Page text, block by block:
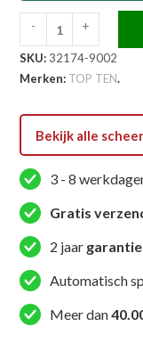
TEN
Scheen-
wreefbeschermer
-
Mix
Gorilla
-
Zwart
/
Grijs
aantal
- +
SKU: 32174-9002
Merken: TOP TEN.
Bekijk alle
3 - 8
Gratis
2 jaar garantie
Automatisch
Meer dan